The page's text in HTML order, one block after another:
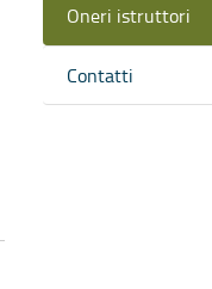
Oneri istruttori
Contatti